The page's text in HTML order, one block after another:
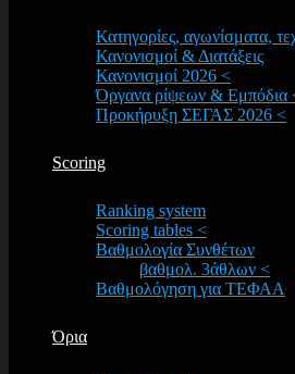
Κατηγορίες, αγωνίσματα,
Κανονισμοί & Διατάξεις
Κανονισμοί 2026 <
Όργανα ρίψεων & Εμπόδια
Προκήρυξη ΣΕΓΑΣ 2026 <
Scoring
Ranking system
Scoring tables <
Βαθμολογία Συνθέτων
βαθμολ. 3άθλων <
Βαθμολόγηση για ΤΕΦΑΑ
Όρια